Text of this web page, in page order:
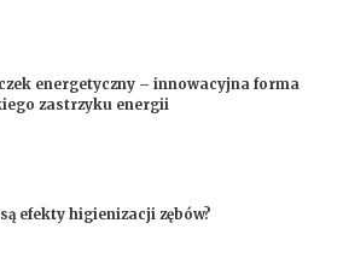
energetyczny – innowacyjna forma
zastrzyku energii
efekty higienizacji zębów?